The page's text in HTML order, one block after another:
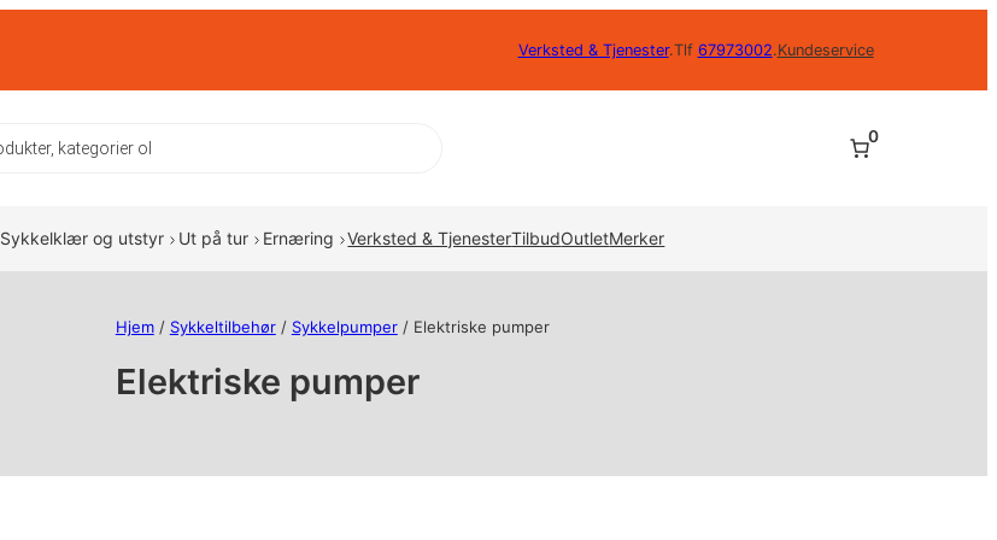
Verksted & Tjenester.Tlf 67973002.Kundeservice
0
Sykkelklær og utstyr Ut på tur Ernæring Verksted & TjenesterTilbudOutletMerker
Hjem/ Sykkeltilbehør/ Sykkelpumper/ Elektriske pumper
Elektriske pumper